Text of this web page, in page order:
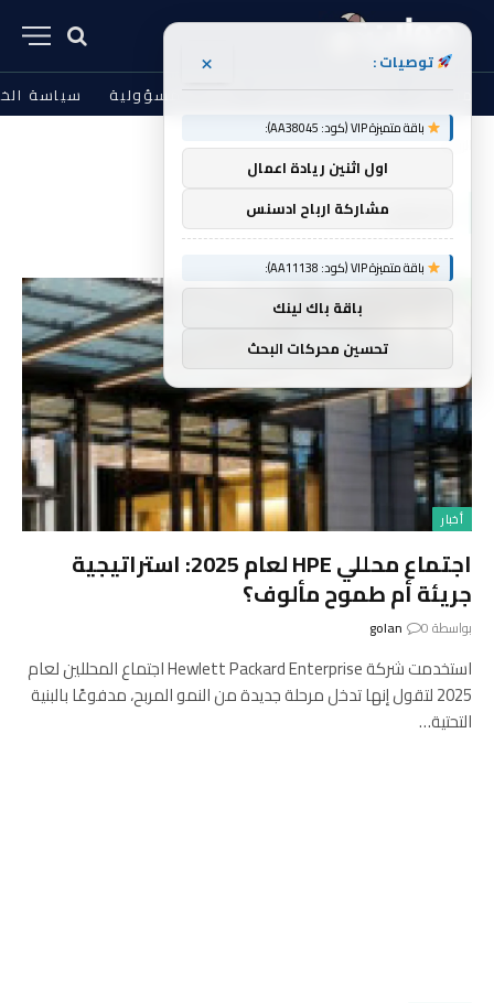
من نحن الشروط والأحكام إخلاء المسؤولية سياسة
الرئيسية » اجتماع
اجتماع
أخبار
اجتماع محللي HPE لعام 2025: استراتيجية
جريئة أم طموح مألوف؟
بواسطة golan 0
استخدمت شركة Hewlett Packard Enterprise اجتماع المحللين لعام
2025 لتقول إنها تدخل مرحلة جديدة من النمو المربح، مدفوعًا بالبنية
التحتية…
توصيات : ×
باقة متميزة VIP (كود: AA38045):
اول اثنين ريادة اعمال
مشاركة ارباح ادسنس
باقة متميزة VIP (كود: AA11138):
باقة باك لينك
تحسين محركات البحث